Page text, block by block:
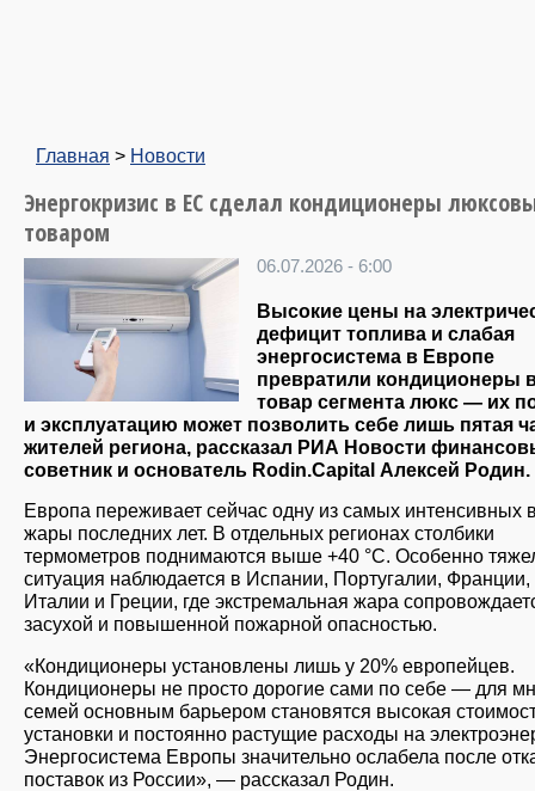
Главная > Новости
Энергокризис в ЕС сделал кондиционеры
товаром
06.07.2026 - 6:00
Высокие цены на
дефицит топлива и слабая
энергосистема в Европе
превратили кондиционеры
товар сегмента люкс — их
и эксплуатацию может позволить себе лишь пятая
жителей региона, рассказал РИА Новости
советник и основатель Rodin.Capital Алексей Родин.
Европа переживает сейчас одну из самых интенсивных
жары последних лет. В отдельных регионах столбики
термометров поднимаются выше +40 °C. Особенно
ситуация наблюдается в Испании, Португалии, Франции,
Италии и Греции, где экстремальная жара
засухой и повышенной пожарной опасностью.
«Кондиционеры установлены лишь у 20% европейцев.
Кондиционеры не просто дорогие сами по себе — для
семей основным барьером становятся высокая
установки и постоянно растущие расходы на
Энергосистема Европы значительно ослабела после
поставок из России», — рассказал Родин.